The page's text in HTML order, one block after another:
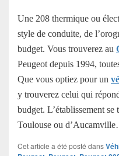
Une 208 thermique ou
style de conduite, de
budget. Vous trouverez au
Peugeot depuis 1994,
Que vous optiez pour un
y trouverez celui qui
budget. L’établissement
Toulouse ou
Cet article a été posté dans